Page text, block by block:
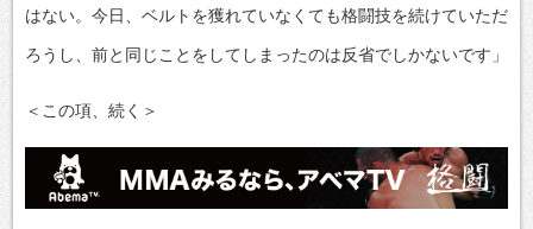
はない。今日、ベルトを獲れていなくても格闘技を続けていただ
ろうし、前と同じことをしてしまったのは反省でしかないです」
＜この項、続く＞